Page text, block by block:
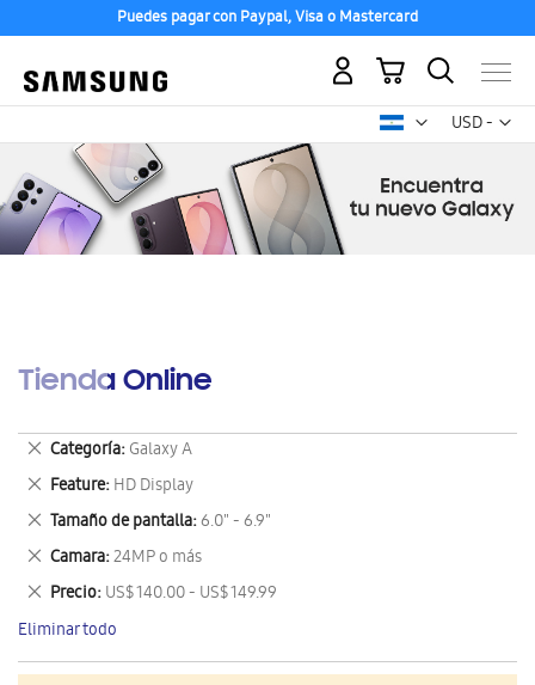
Puedes pagar con Paypal, Visa o Mastercard
USD -
dólar
Mi carrito
Tienda Online
Categoría Galaxy A
Eliminar
este
artículo
Feature HD Display
Eliminar
este
artículo
Tamaño de pantalla 6.0" - 6.9"
Eliminar
este
artículo
Camara 24MP o más
Eliminar
este
artículo
Precio US$ 140.00 - US$ 149.99
Eliminar
este
artículo
Eliminar todo